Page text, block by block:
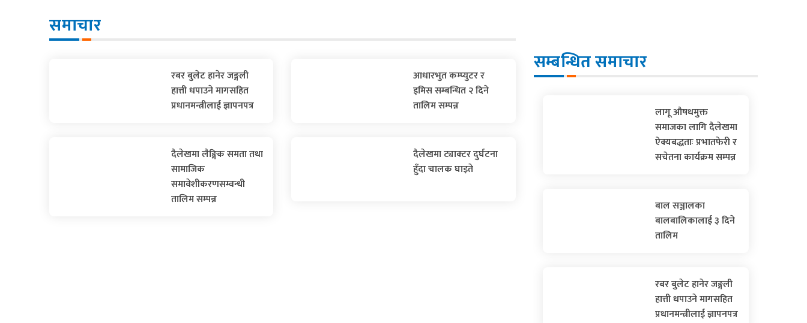
समाचार
रबर बुलेट हानेर जङ्गली
हात्ती धपाउने मागसहित
प्रधानमन्त्रीलाई ज्ञापनपत्र
आधारभुत कम्प्युटर र
इमिस सम्बन्धित २ दिने
तालिम सम्पन्न
दैलेखमा लैङ्गिक समता तथा
सामाजिक
समावेशीकरणसम्वन्धी
तालिम सम्पन्न
दैलेखमा ट्याक्टर दुर्घटना
हुँदा चालक घाइते
सम्बन्धित समाचार
लागू औषधमुक्त
समाजका लागि दैलेखमा
ऐक्यबद्धताः प्रभातफेरी र
सचेतना कार्यक्रम सम्पन्न
बाल सञ्जालका
बालबालिकालाई ३ दिने
तालिम
रबर बुलेट हानेर जङ्गली
हात्ती धपाउने मागसहित
प्रधानमन्त्रीलाई ज्ञापनपत्र